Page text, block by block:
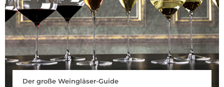
Der große Weingläser-Guide